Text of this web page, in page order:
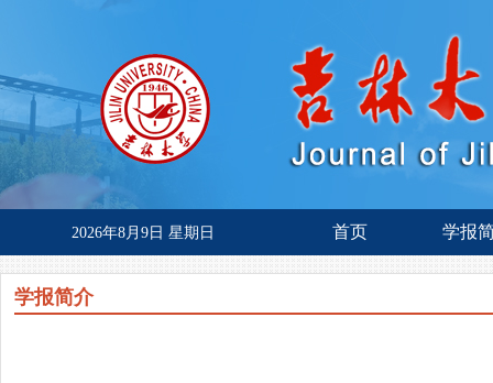
2026年8月9日 星期日 首页 学报
学报简介